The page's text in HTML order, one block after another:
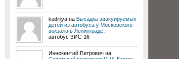
kudrilya на Высадка эвакуируемых
детей из автобуса у Московского
вокзала в Ленинграде:
автобус ЗИС-16
Иннокентий Петрович на